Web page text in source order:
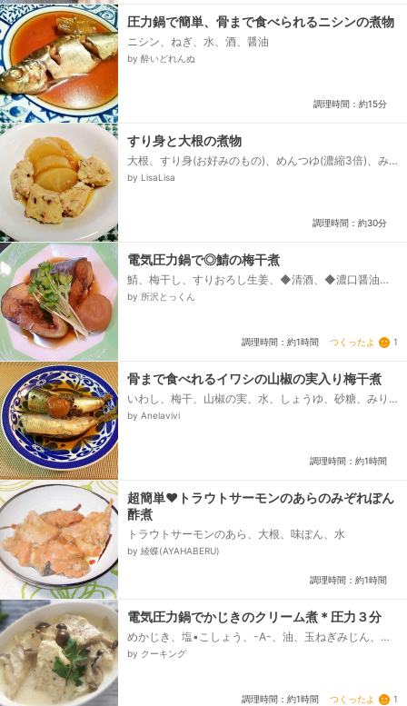
圧力鍋で簡単、骨まで食べられるニシンの煮物
ニシン、ねぎ、水、酒、醤油
by 酔いどれんぬ
調理時間：約15分
すり身と大根の煮物
大根、すり身(お好みのもの)、めんつゆ(濃縮3倍)、み
りん、水
by LisaLisa
調理時間：約30分
電気圧力鍋で◎鯖の梅干煮
鯖、梅干し、すりおろし生姜、◆清酒、◆濃口醤油、
◆みりん、砂糖、カイワレ
by 所沢とっくん
調理時間：約1時間 つくったよ 1
骨まで食べれるイワシの山椒の実入り梅干煮
いわし、梅干、山椒の実、水、しょうゆ、砂糖、みり
ん、酒
by Anelavivi
調理時間：約1時間
超簡単❤トラウトサーモンのあらのみぞれぽん
酢煮
トラウトサーモンのあら、大根、味ぽん、水
by 綾蝶(AYAHABERU)
調理時間：約1時間
電気圧力鍋でかじきのクリーム煮＊圧力３分
めかじき、塩▪こしょう、-A-、油、玉ねぎみじん、だ
し、酒、水、しめじ、-B-、生クリーム、小麦粉
by クーキング
調理時間：約1時間 つくったよ 1